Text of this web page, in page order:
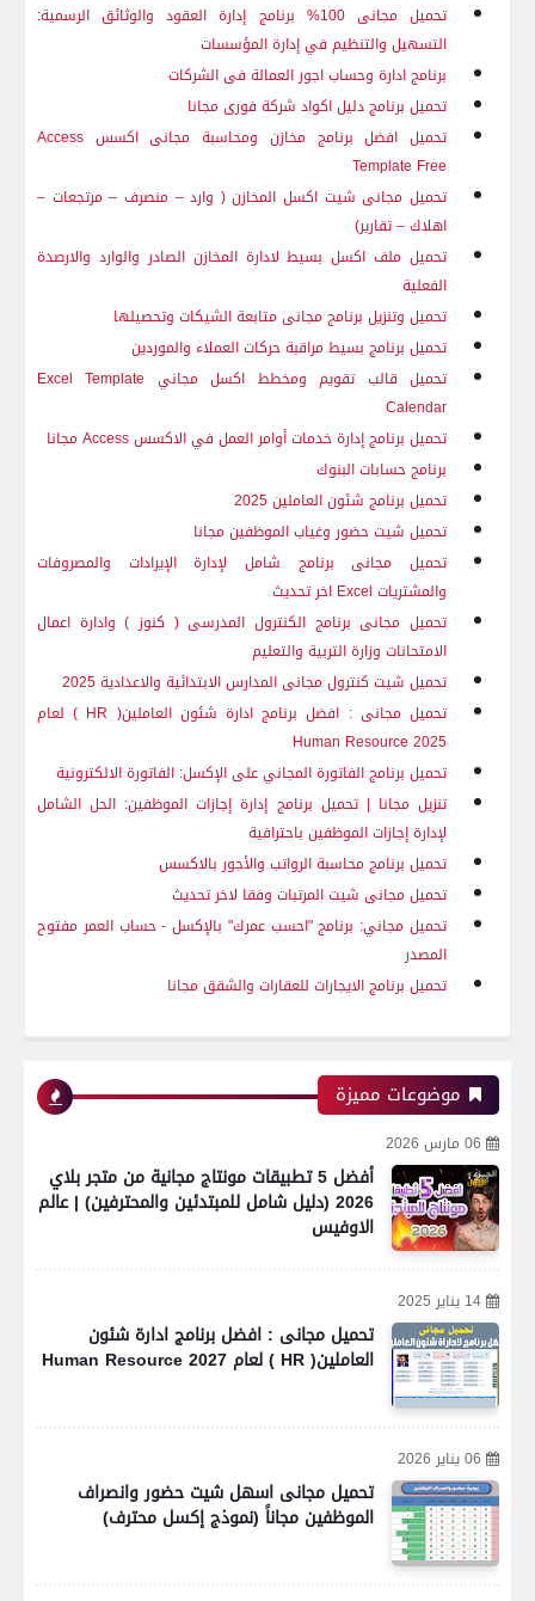
تحميل مجانى 100% برنامج إدارة العقود والوثائق الرسمية:
التسهيل والتنظيم في إدارة المؤسسات
برنامج ادارة وحساب اجور العمالة فى الشركات
تحميل برنامج دليل اكواد شركة فورى مجانا
تحميل افضل برنامج مخازن ومحاسبة مجانى اكسس Access
Template Free
تحميل مجانى شيت اكسل المخازن ( وارد – منصرف – مرتجعات –
اهلاك – تقارير)
تحميل ملف اكسل بسيط لادارة المخازن الصادر والوارد والارصدة
الفعلية
تحميل وتنزيل برنامج مجانى متابعة الشيكات وتحصيلها
تحميل برنامج بسيط مراقبة حركات العملاء والموردين
تحميل قالب تقويم ومخطط اكسل مجاني Excel Template
Calendar
تحميل برنامج إدارة خدمات أوامر العمل في الاكسسAccess مجانا
برنامج حسابات البنوك
تحميل برنامج شئون العاملين 2025
تحميل شيت حضور وغياب الموظفين مجانا
تحميل مجانى برنامج شامل لإدارة الإيرادات والمصروفات
والمشتريات Excel اخر تحديث
تحميل مجانى برنامج الكنترول المدرسى ( كنوز ) وادارة اعمال
الامتحانات وزارة التربية والتعليم
تحميل شيت كنترول مجانى المدارس الابتدائية والاعدادية 2025
تحميل مجانى : افضل برنامج ادارة شئون العاملين( HR ) لعام
2025
Human Resource
تحميل برنامج الفاتورة المجاني على الإكسل: الفاتورة الالكترونية
تنزيل مجانا | تحميل برنامج إدارة إجازات الموظفين: الحل الشامل
لإدارة إجازات الموظفين باحترافية
تحميل برنامج محاسبة الرواتب والأجور بالاكسس
تحميل مجانى شيت المرتبات وفقا لاخر تحديث
تحميل مجاني: برنامج "احسب عمرك" بالإكسل - حساب العمر مفتوح
المصدر
تحميل برنامج الايجارات للعقارات والشقق مجانا
موضوعات مميزة
06 مارس 2026
أفضل 5 تطبيقات مونتاج مجانية من متجر بلاي
2026 (دليل شامل للمبتدئين والمحترفين) | عالم
الاوفيس
14 يناير 2025
تحميل مجانى : افضل برنامج ادارة شئون
العاملين( HR ) لعام 2027 Human Resource
06 يناير 2026
تحميل مجانى اسهل شيت حضور وانصراف
الموظفين مجاناً (نموذج إكسل محترف)